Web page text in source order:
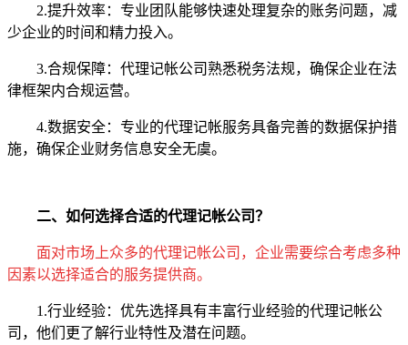
2.提升效率：专业团队能够快速处理复杂的账务问题，减
少企业的时间和精力投入。
3.合规保障：代理记帐公司熟悉税务法规，确保企业在法
律框架内合规运营。
4.数据安全：专业的代理记帐服务具备完善的数据保护措
施，确保企业财务信息安全无虞。
二、如何选择合适的代理记帐公司？
面对市场上众多的代理记帐公司，企业需要综合考虑多种
因素以选择适合的服务提供商。
1.行业经验：优先选择具有丰富行业经验的代理记帐公
司，他们更了解行业特性及潜在问题。